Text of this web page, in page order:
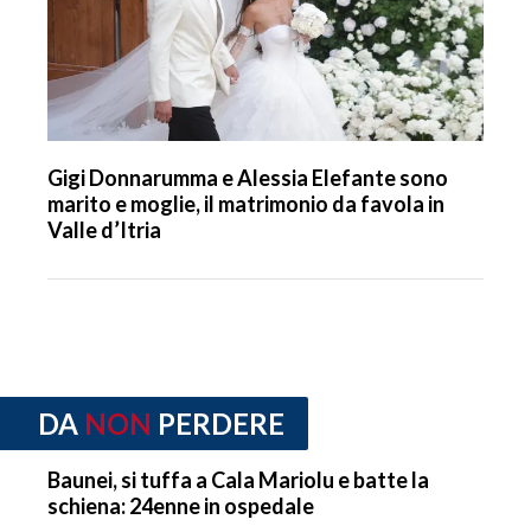
Gigi Donnarumma e Alessia Elefante sono
marito e moglie, il matrimonio da favola in
Valle d’Itria
DA NON PERDERE
Baunei, si tuffa a Cala Mariolu e batte la
schiena: 24enne in ospedale